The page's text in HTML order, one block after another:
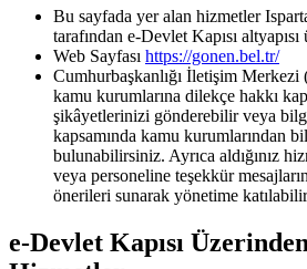
Bu sayfada yer alan hizmetler
tarafından e-Devlet Kapısı
Web Sayfası https://gonen.bel.tr/
Cumhurbaşkanlığı İletişim Merkezi
kamu kurumlarına dilekçe hakkı
şikâyetlerinizi gönderebilir veya
kapsamında kamu kurumlarından
bulunabilirsiniz. Ayrıca aldığınız
veya personeline teşekkür
önerileri sunarak yönetime
e-Devlet Kapısı